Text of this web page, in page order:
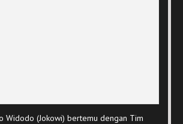
Widodo (Jokowi) bertemu dengan Tim